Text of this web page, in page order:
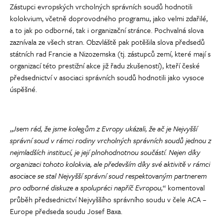
Zástupci evropských vrcholných správních soudů hodnotili
kolokvium, včetně doprovodného programu, jako velmi zdařilé,
a to jak po odborné, tak i organizační stránce. Pochvalná slova
zaznívala ze všech stran. Obzvláště pak potěšila slova předsedů
státních rad Francie a Nizozemska (tj. zástupců zemí, které mají s
organizací této prestižní akce již řadu zkušeností), kteří české
předsednictví v asociaci správních soudů hodnotili jako vysoce
úspěšné.
„Jsem rád, že jsme kolegům z Evropy ukázali, že ač je Nejvyšší
správní soud v rámci rodiny vrcholných správních soudů jednou z
nejmladších institucí, je její plnohodnotnou součástí. Nejen díky
organizaci tohoto kolokvia, ale především díky své aktivitě v rámci
asociace se stal Nejvyšší správní soud respektovaným partnerem
pro odborné diskuze a spolupráci napříč Evropou,“ komentoval
průběh předsednictví Nejvyššího správního soudu v čele ACA –
Europe předseda soudu Josef Baxa.